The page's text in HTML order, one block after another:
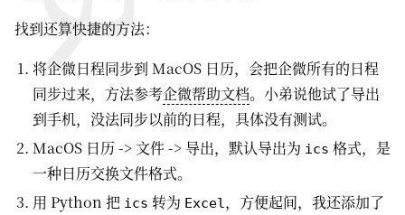
找到还算快捷的方法：
将企微日程同步到 MacOS 日历，会把企微所有的日程
同步过来，方法参考企微帮助文档。小弟说他试了导出
到手机，没法同步以前的日程，具体没有测试。
MacOS 日历 -> 文件 -> 导出，默认导出为 ics 格式，是
一种日历交换文件格式。
用 Python 把 ics 转为 Excel ，方便起间，我还添加了